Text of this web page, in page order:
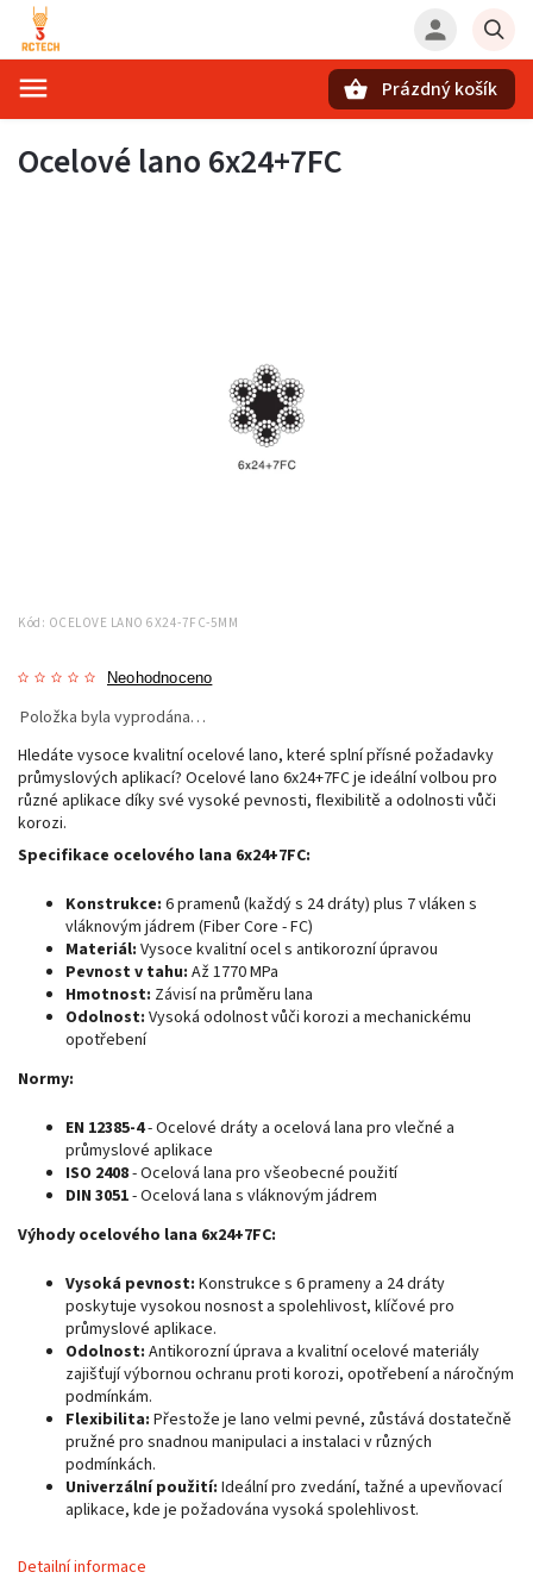
Prázdný košík
Ocelové lano 6x24+7FC
Kód: OCELOVE LANO 6X24-7FC-5MM
Neohodnoceno
Položka byla vyprodána…
Hledáte vysoce kvalitní ocelové lano, které splní přísné požadavky
průmyslových aplikací? Ocelové lano 6x24+7FC je ideální volbou pro
různé aplikace díky své vysoké pevnosti, flexibilitě a odolnosti vůči
korozi.
Specifikace ocelového lana 6x24+7FC:
Konstrukce: 6 pramenů (každý s 24 dráty) plus 7 vláken s
vláknovým jádrem (Fiber Core - FC)
Materiál: Vysoce kvalitní ocel s antikorozní úpravou
Pevnost v tahu: Až 1770 MPa
Hmotnost: Závisí na průměru lana
Odolnost: Vysoká odolnost vůči korozi a mechanickému
opotřebení
Normy:
EN 12385-4- Ocelové dráty a ocelová lana pro vlečné a
průmyslové aplikace
ISO 2408- Ocelová lana pro všeobecné použití
DIN 3051- Ocelová lana s vláknovým jádrem
Výhody ocelového lana 6x24+7FC:
Vysoká pevnost: Konstrukce s 6 prameny a 24 dráty
poskytuje vysokou nosnost a spolehlivost, klíčové pro
průmyslové aplikace.
Odolnost: Antikorozní úprava a kvalitní ocelové materiály
zajišťují výbornou ochranu proti korozi, opotřebení a náročným
podmínkám.
Flexibilita: Přestože je lano velmi pevné, zůstává dostatečně
pružné pro snadnou manipulaci a instalaci v různých
podmínkách.
Univerzální použití: Ideální pro zvedání, tažné a upevňovací
aplikace, kde je požadována vysoká spolehlivost.
Detailní informace